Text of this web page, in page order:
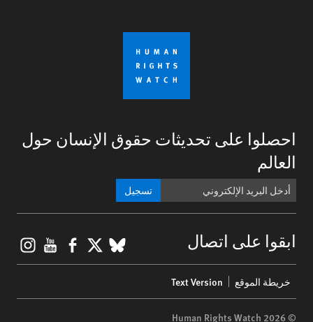
احصلوا على تحديثات حقوق الإنسان حول
العالم
تسجيل
ابقوا على اتصال BlueSky
X
menu
خريطة الموقع Text Version
© 2026 Human Rights Watch